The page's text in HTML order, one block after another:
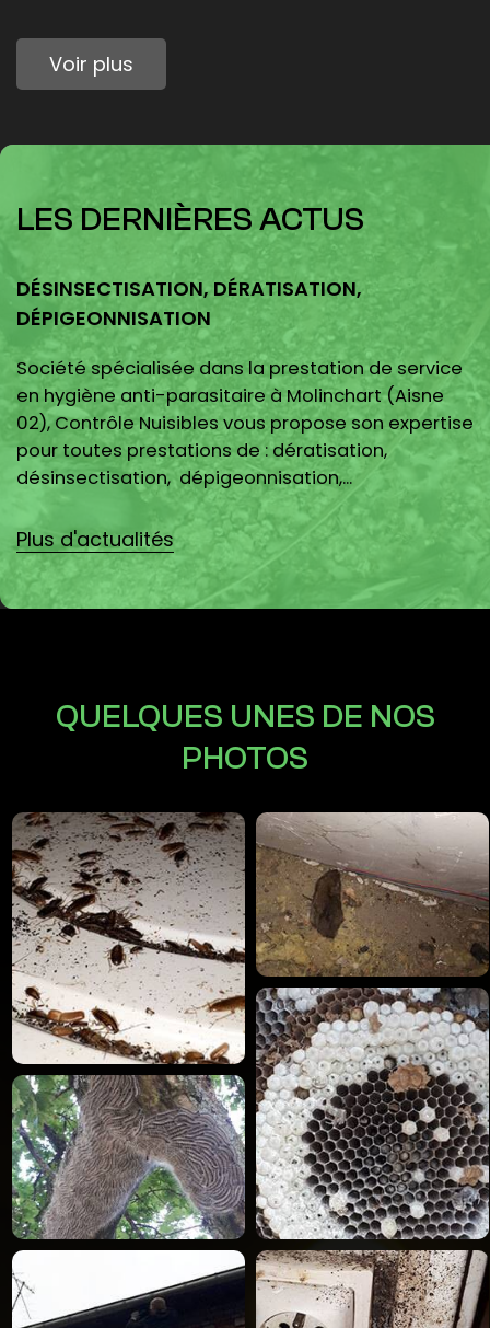
Voir plus
LES DERNIÈRES ACTUS
DÉSINSECTISATION, DÉRATISATION,
DÉPIGEONNISATION
Société spécialisée dans la prestation de service
en hygiène anti-parasitaire à Molinchart (Aisne
02), Contrôle Nuisibles vous propose son expertise
pour toutes prestations de : dératisation,
désinsectisation, dépigeonnisation,...
Plus d'actualités
QUELQUES UNES DE NOS
PHOTOS